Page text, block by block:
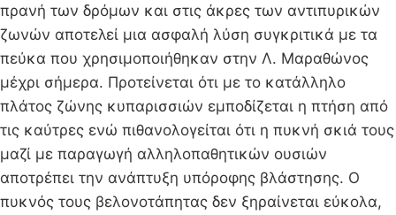
πρανή των δρόμων και στις άκρες των αντιπυρικών
ζωνών αποτελεί μια ασφαλή λύση συγκριτικά με τα
πεύκα που χρησιμοποιήθηκαν στην Λ. Μαραθώνος
μέχρι σήμερα. Προτείνεται ότι με το κατάλληλο
πλάτος ζώνης κυπαρισσιών εμποδίζεται η πτήση από
τις καύτρες ενώ πιθανολογείται ότι η πυκνή σκιά τους
μαζί με παραγωγή αλληλοπαθητικών ουσιών
αποτρέπει την ανάπτυξη υπόροφης βλάστησης. Ο
πυκνός τους βελονοτάπητας δεν ξηραίνεται εύκολα,